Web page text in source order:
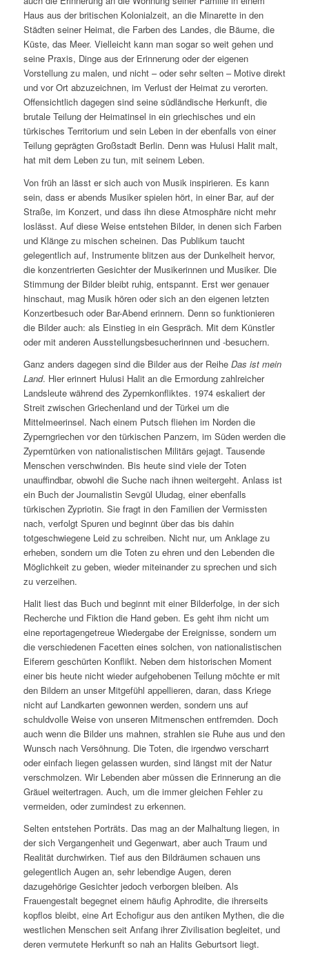
Haus aus der britischen Kolonialzeit, an die Minarette in den
Städten seiner Heimat, die Farben des Landes, die Bäume, die
Küste, das Meer. Vielleicht kann man sogar so weit gehen und
seine Praxis, Dinge aus der Erinnerung oder der eigenen
Vorstellung zu malen, und nicht – oder sehr selten – Motive direkt
und vor Ort abzuzeichnen, im Verlust der Heimat zu verorten.
Offensichtlich dagegen sind seine südländische Herkunft, die
brutale Teilung der Heimatinsel in ein griechisches und ein
türkisches Territorium und sein Leben in der ebenfalls von einer
Teilung geprägten Großstadt Berlin. Denn was Hulusi Halit malt,
hat mit dem Leben zu tun, mit seinem Leben.
Von früh an lässt er sich auch von Musik inspirieren. Es kann
sein, dass er abends Musiker spielen hört, in einer Bar, auf der
Straße, im Konzert, und dass ihn diese Atmosphäre nicht mehr
loslässt. Auf diese Weise entstehen Bilder, in denen sich Farben
und Klänge zu mischen scheinen. Das Publikum taucht
gelegentlich auf, Instrumente blitzen aus der Dunkelheit hervor,
die konzentrierten Gesichter der Musikerinnen und Musiker. Die
Stimmung der Bilder bleibt ruhig, entspannt. Erst wer genauer
hinschaut, mag Musik hören oder sich an den eigenen letzten
Konzertbesuch oder Bar-Abend erinnern. Denn so funktionieren
die Bilder auch: als Einstieg in ein Gespräch. Mit dem Künstler
oder mit anderen Ausstellungsbesucherinnen und -besuchern.
Ganz anders dagegen sind die Bilder aus der Reihe Das ist mein
Land. Hier erinnert Hulusi Halit an die Ermordung zahlreicher
Landsleute während des Zypernkonfliktes. 1974 eskaliert der
Streit zwischen Griechenland und der Türkei um die
Mittelmeerinsel. Nach einem Putsch fliehen im Norden die
Zyperngriechen vor den türkischen Panzern, im Süden werden die
Zyperntürken von nationalistischen Militärs gejagt. Tausende
Menschen verschwinden. Bis heute sind viele der Toten
unauffindbar, obwohl die Suche nach ihnen weitergeht. Anlass ist
ein Buch der Journalistin Sevgül Uludag, einer ebenfalls
türkischen Zypriotin. Sie fragt in den Familien der Vermissten
nach, verfolgt Spuren und beginnt über das bis dahin
totgeschwiegene Leid zu schreiben. Nicht nur, um Anklage zu
erheben, sondern um die Toten zu ehren und den Lebenden die
Möglichkeit zu geben, wieder miteinander zu sprechen und sich
zu verzeihen.
Halit liest das Buch und beginnt mit einer Bilderfolge, in der sich
Recherche und Fiktion die Hand geben. Es geht ihm nicht um
eine reportagengetreue Wiedergabe der Ereignisse, sondern um
die verschiedenen Facetten eines solchen, von nationalistischen
Eiferern geschürten Konflikt. Neben dem historischen Moment
einer bis heute nicht wieder aufgehobenen Teilung möchte er mit
den Bildern an unser Mitgefühl appellieren, daran, dass Kriege
nicht auf Landkarten gewonnen werden, sondern uns auf
schuldvolle Weise von unseren Mitmenschen entfremden. Doch
auch wenn die Bilder uns mahnen, strahlen sie Ruhe aus und den
Wunsch nach Versöhnung. Die Toten, die irgendwo verscharrt
oder einfach liegen gelassen wurden, sind längst mit der Natur
verschmolzen. Wir Lebenden aber müssen die Erinnerung an die
Gräuel weitertragen. Auch, um die immer gleichen Fehler zu
vermeiden, oder zumindest zu erkennen.
Selten entstehen Porträts. Das mag an der Malhaltung liegen, in
der sich Vergangenheit und Gegenwart, aber auch Traum und
Realität durchwirken. Tief aus den Bildräumen schauen uns
gelegentlich Augen an, sehr lebendige Augen, deren
dazugehörige Gesichter jedoch verborgen bleiben. Als
Frauengestalt begegnet einem häufig Aphrodite, die ihrerseits
kopflos bleibt, eine Art Echofigur aus den antiken Mythen, die die
westlichen Menschen seit Anfang ihrer Zivilisation begleitet, und
deren vermutete Herkunft so nah an Halits Geburtsort liegt.